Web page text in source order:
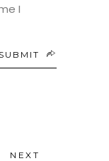
I
SUBMIT
NEXT